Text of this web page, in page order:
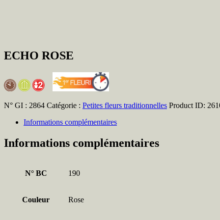
ECHO ROSE
N° GI : 2864 Catégorie : Petites fleurs traditionnelles Product ID:
Informations complémentaires
Informations complémentaires
N° BC 190
Couleur Rose